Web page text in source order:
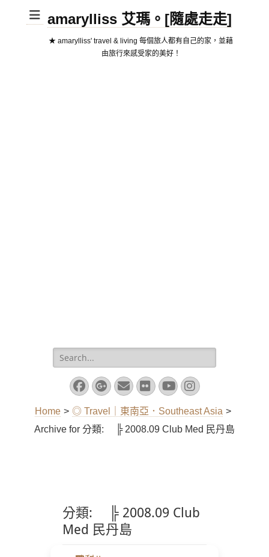
amarylliss 艾瑪。[隨處走走]
★ amarylliss' travel & living 每個旅人都有自己的家，並藉
由旅行來感受家的美好！
Search
for:
Facebook
Googleplus
EmailFlickrYouTube
Instagram
Home > ◎ Travel｜東南亞．Southeast Asia >
Archive for 分類: ╠ 2008.09 Club Med 民丹島
分類:
╠ 2008.09 Club
Med 民丹島